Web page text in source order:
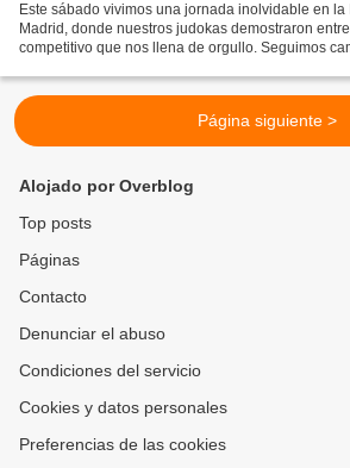
Este sábado vivimos una jornada inolvidable en
Madrid, donde nuestros judokas demostraron
competitivo que nos llena de orgullo. Seguimos
Página siguiente >
Alojado por Overblog
Top posts
Páginas
Contacto
Denunciar el abuso
Condiciones del servicio
Cookies y datos personales
Preferencias de las cookies